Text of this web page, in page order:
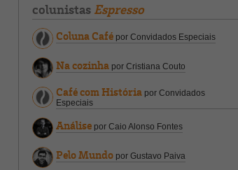
colunistas Espresso
Coluna Café por Convidados Especiais
Na cozinha por Cristiana Couto
Café com História por Convidados
Especiais
Análise por Caio Alonso Fontes
Pelo Mundo por Gustavo Paiva